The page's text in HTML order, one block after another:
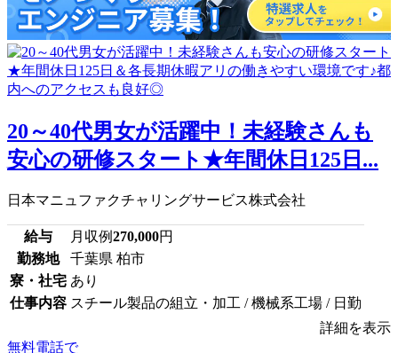
20～40代男女が活躍中！未経験さんも
安心の研修スタート★年間休日125日...
日本マニュファクチャリングサービス株式会社
給与 月収例270,000円
勤務地
千葉県 柏市
寮・社宅 あり
仕事内容 スチール製品の組立・加工 / 機械系工場 / 日勤
詳細を表示
無料電話で